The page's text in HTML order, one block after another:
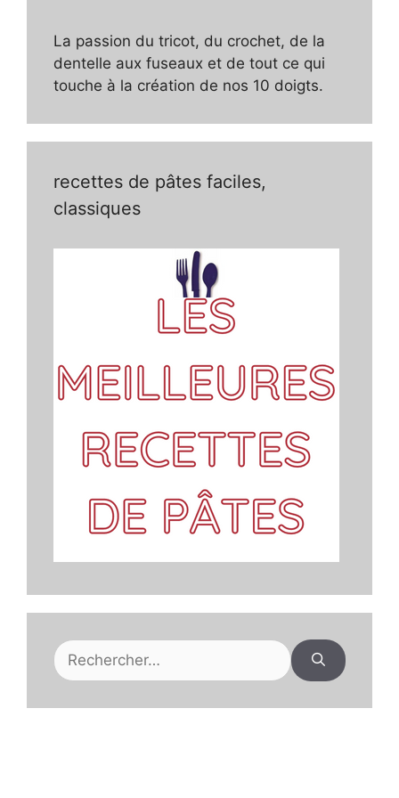
La passion du tricot, du crochet, de la
dentelle aux fuseaux et de tout ce qui
touche à la création de nos 10 doigts.
recettes de pâtes faciles,
classiques
Rechercher :